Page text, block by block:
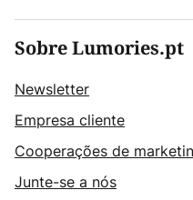
Sobre Lumories.pt
Newsletter
Empresa cliente
Cooperações de
Junte-se a nós